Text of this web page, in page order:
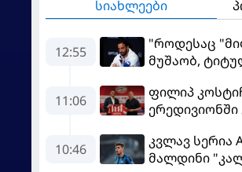
სიახლეები
12:55
"როდესაც
მუშაობ,
"როსონერის"
დააიმედა
11:06
ფილიპ
10:46
კვლავ სერია
მალდინი